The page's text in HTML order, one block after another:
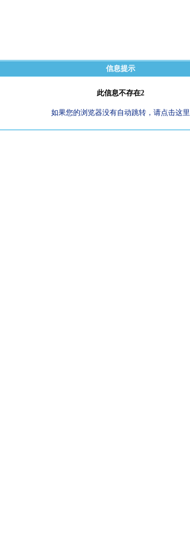
信息提示
此信息不存在2
如果您的浏览器没有自动跳转，请点击这里